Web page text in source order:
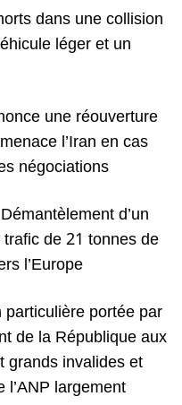
dans une collision
léger et un
une réouverture
l’Iran en cas
négociations
d’un
de 21 tonnes de
l’Europe
particulière portée par
de la République aux
grands invalides et
l’ANP largement